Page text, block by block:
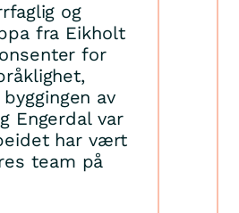
og
fra Eikholt
for
av
Engerdal var
har vært
team på